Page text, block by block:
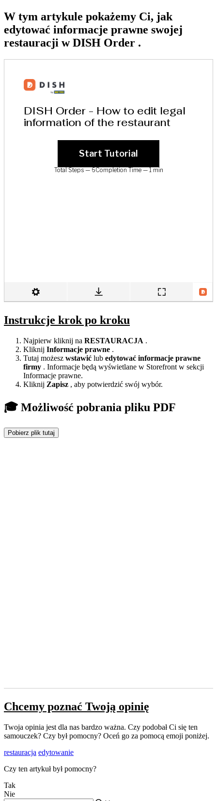
W tym artykule pokażemy Ci, jak
edytować informacje prawne swojej
restauracji w DISH Order .
Instrukcje krok po kroku
Najpierw kliknij na RESTAURACJA .
Kliknij Informacje prawne .
Tutaj możesz wstawić lub edytować informacje prawne
firmy . Informacje będą wyświetlane w Storefront w sekcji
Informacje prawne.
Kliknij Zapisz , aby potwierdzić swój wybór.
🎓 Możliwość pobrania pliku PDF
Pobierz plik tutaj
Chcemy poznać Twoją opinię
Twoja opinia jest dla nas bardzo ważna. Czy podobał Ci się ten
samouczek? Czy był pomocny? Oceń go za pomocą emoji poniżej.
restauracja edytowanie
Czy ten artykuł był pomocny?
Tak
Nie